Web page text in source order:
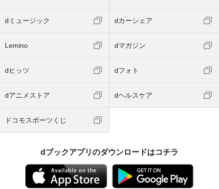
dミュージック dカーシェア
Lemino dマガジン
dヒッツ dフォト
dアニメストア dヘルスケア
ドコモスポーツくじ
dブックアプリのダウンロードはコチラ